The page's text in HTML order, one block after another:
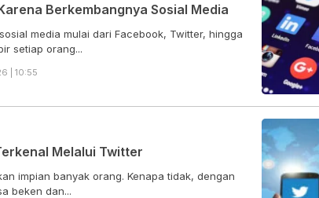
Berkembangnya Sosial Media
media mulai dari Facebook, Twitter, hingga
setiap orang...
| 10:55
Melalui Twitter
impian banyak orang. Kenapa tidak, dengan
beken dan...